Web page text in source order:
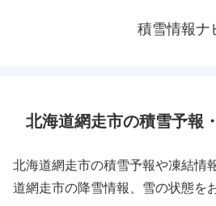
積雪情報ナ
北海道網走市の積雪予報
北海道網走市の積雪予報や凍結情
道網走市の降雪情報、雪の状態を